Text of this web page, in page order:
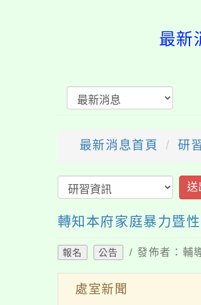
最新
最新消息首頁 研
送
轉知本府家庭暴力暨
報名 公告 / 發佈者：輔
處室新聞